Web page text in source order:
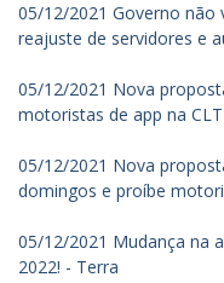
05/12/2021 Governo não
reajuste de servidores e
05/12/2021 Nova
motoristas de app na
05/12/2021 Nova
domingos e proíbe
05/12/2021 Mudança na
2022! - Terra